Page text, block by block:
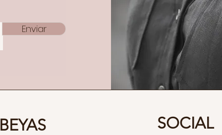
Enviar
SOCIAL